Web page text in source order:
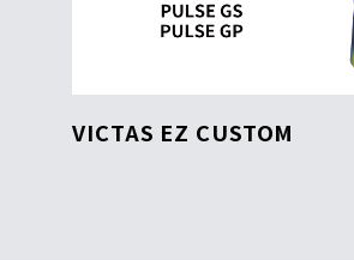
VICTAS EZ CUSTOM